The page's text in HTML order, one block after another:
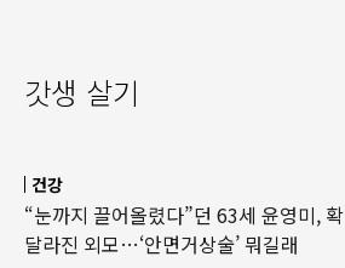
갓생 살기
건강
“눈까지 끌어올렸다”던 63세 윤영미, 확
달라진 외모…‘안면거상술’ 뭐길래